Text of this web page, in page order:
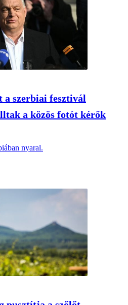
szerbiai fesztivál
a közös fotót kérők
nyaral.